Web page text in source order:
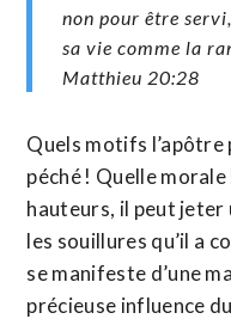
non pour être
sa vie comme la
Matthieu‬ ‭20‬:‭28‬ ‭
Quels motifs
péché ! Quelle morale
hauteurs, il peut
les souillures qu’il a
se manifeste d’une
précieuse influence